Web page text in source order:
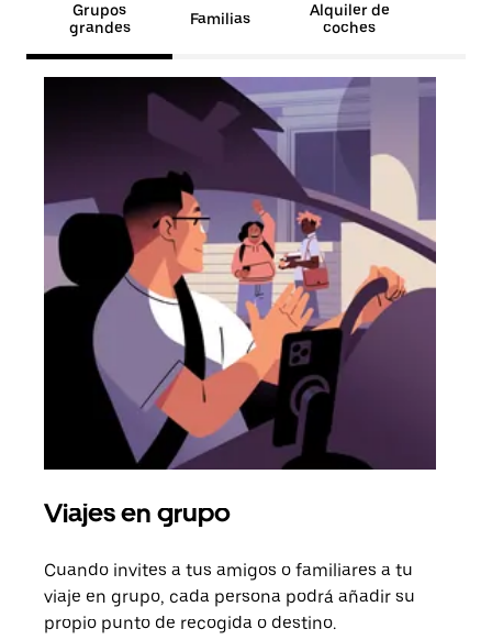
Grupos
grandes
Familias
Alquiler de
coches
Viajes en grupo
Cuando invites a tus amigos o familiares a tu
viaje en grupo, cada persona podrá añadir su
propio punto de recogida o destino.